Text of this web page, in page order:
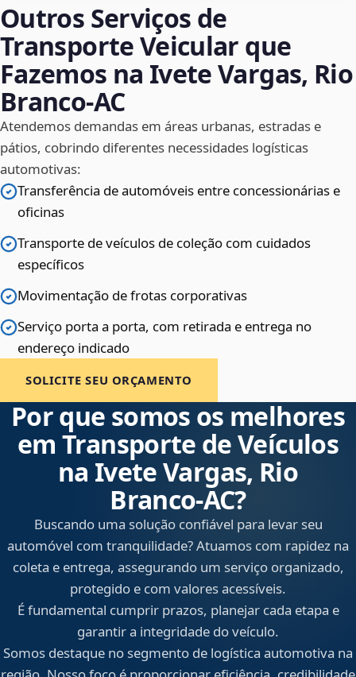
Outros Serviços de
Transporte Veicular que
Fazemos na Ivete Vargas, Rio
Branco‑AC
Atendemos demandas em áreas urbanas, estradas e
pátios, cobrindo diferentes necessidades logísticas
automotivas:
Transferência de automóveis entre concessionárias e
oficinas
Transporte de veículos de coleção com cuidados
específicos
Movimentação de frotas corporativas
Serviço porta a porta, com retirada e entrega no
endereço indicado
SOLICITE SEU ORÇAMENTO
Por que somos os melhores
em Transporte de Veículos
na Ivete Vargas, Rio
Branco‑AC?
Buscando uma solução confiável para levar seu
automóvel com tranquilidade? Atuamos com rapidez na
coleta e entrega, assegurando um serviço organizado,
protegido e com valores acessíveis.
É fundamental cumprir prazos, planejar cada etapa e
garantir a integridade do veículo.
Somos destaque no segmento de logística automotiva na